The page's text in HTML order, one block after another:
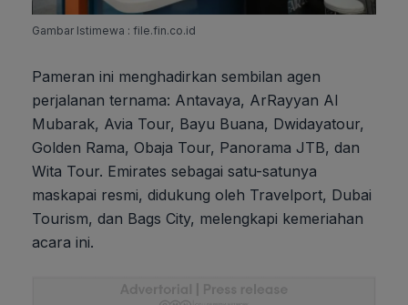
Gambar Istimewa : file.fin.co.id
Pameran ini menghadirkan sembilan agen
perjalanan ternama: Antavaya, ArRayyan Al
Mubarak, Avia Tour, Bayu Buana, Dwidayatour,
Golden Rama, Obaja Tour, Panorama JTB, dan
Wita Tour. Emirates sebagai satu-satunya
maskapai resmi, didukung oleh Travelport, Dubai
Tourism, dan Bags City, melengkapi kemeriahan
acara ini.